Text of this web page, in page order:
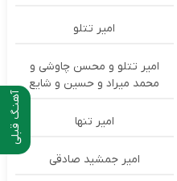
آهنـگ قبلی
امیر تتلو
امیر تتلو و محسن چاوشی و
محمد میراد و حسین و شایع
امیر تنها
امیر جمشید صادقی